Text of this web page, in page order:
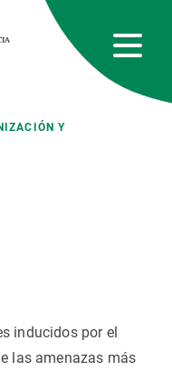
Y
inducidos por el
las amenazas más